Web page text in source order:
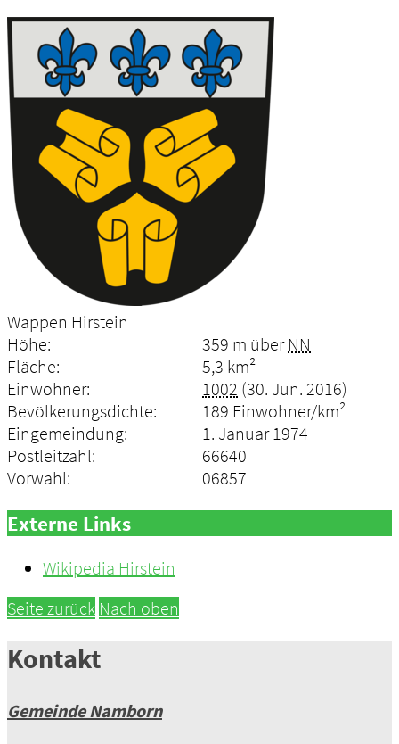
Wappen Hirstein
Höhe:
359 m über NN
Fläche:
5,3 km²
Einwohner:
1002 (30. Jun. 2016)
Bevölkerungsdichte:
189 Einwohner/km²
Eingemeindung:
1. Januar 1974
Postleitzahl:
66640
Vorwahl:
06857
Externe Links
Wikipedia Hirstein
Seite zurück Nach oben
Kontakt
Gemeinde Namborn